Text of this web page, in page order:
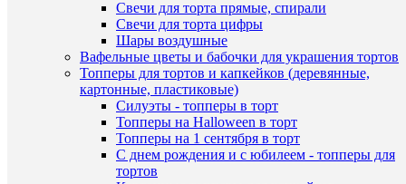
Свечи для торта прямые, спирали
Свечи для торта цифры
Шары воздушные
Вафельные цветы и бабочки для украшения тортов
Топперы для тортов и капкейков (деревянные,
картонные, пластиковые)
Силуэты - топперы в торт
Топперы на Halloween в торт
Топперы на 1 сентября в торт
С днем рождения и с юбилеем - топперы для
тортов
наличии
руб.
/